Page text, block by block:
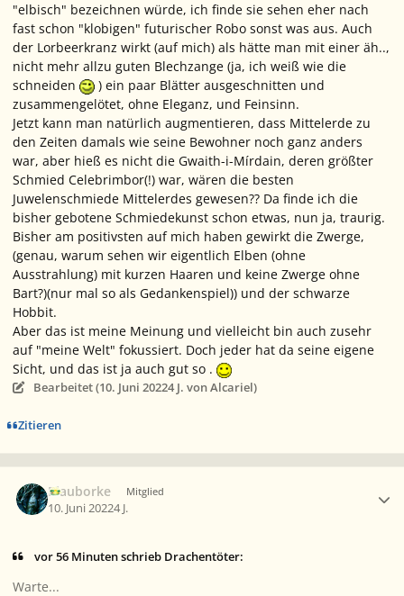
"elbisch" bezeichnen würde, ich finde sie sehen eher nach
fast schon "klobigen" futurischer Robo sonst was aus. Auch
der Lorbeerkranz wirkt (auf mich) als hätte man mit einer äh..,
nicht mehr allzu guten Blechzange (ja, ich weiß wie die
schneiden
) ein paar Blätter ausgeschnitten und
zusammengelötet, ohne Eleganz, und Feinsinn.
Jetzt kann man natürlich augmentieren, dass Mittelerde zu
den Zeiten damals wie seine Bewohner noch ganz anders
war, aber hieß es nicht die Gwaith-i-Mírdain, deren größter
Schmied Celebrimbor(!) war, wären die besten
Juwelenschmiede Mittelerdes gewesen?? Da finde ich die
bisher gebotene Schmiedekunst schon etwas, nun ja, traurig.
Bisher am positivsten auf mich haben gewirkt die Zwerge,
(genau, warum sehen wir eigentlich Elben (ohne
Ausstrahlung) mit kurzen Haaren und keine Zwerge ohne
Bart?)(nur mal so als Gedankenspiel)) und der schwarze
Hobbit.
Aber das ist meine Meinung und vielleicht bin auch zusehr
auf "meine Welt" fokussiert. Doch jeder hat da seine eigene
Sicht, und das ist ja auch gut so .
Bearbeitet (10. Juni 20224 J. von Alcariel)
Zitieren
Blauborke Mitglied
10. Juni 20224 J.
vor 56 Minuten schrieb Drachentöter:
Warte...